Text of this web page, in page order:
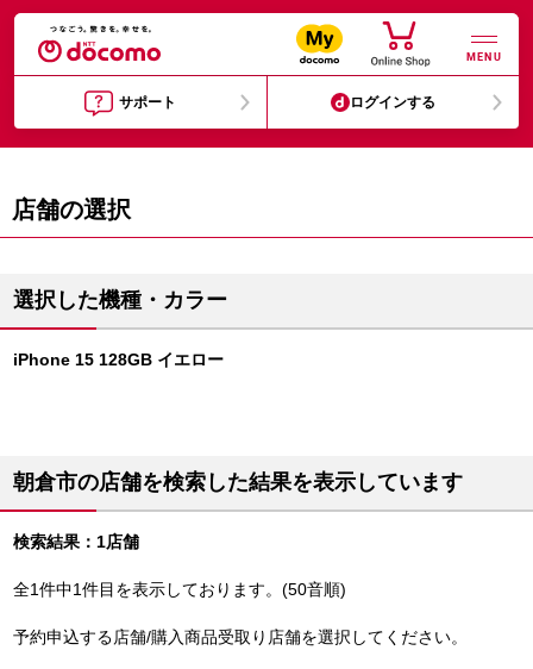
MENU
サポート ログインする
店舗の選択
選択した機種・カラー
iPhone 15 128GB イエロー
朝倉市の店舗を検索した結果を表示しています
検索結果：1店舗
全1件中1件目を表示しております。(50音順)
予約申込する店舗/購入商品受取り店舗を選択してください。